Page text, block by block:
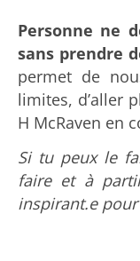
Personne ne
sans prendre
permet de
limites, d’aller
H McRaven en
Si tu peux le
faire et à
inspirant.e